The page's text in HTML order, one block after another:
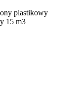
plastikowy
15 m3